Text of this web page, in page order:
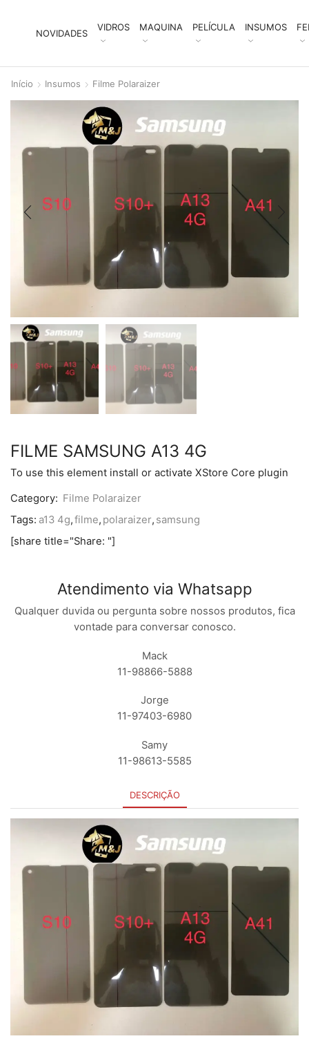
NOVIDADES
VIDROS MAQUINA PELÍCULA INSUMOS
Início Insumos Filme Polaraizer
FILME SAMSUNG A13 4G
To use this element install or activate XStore Core plugin
Category: Filme Polaraizer
Tags: a13 4g,filme, polaraizer, samsung
[share title="Share: "]
Atendimento via Whatsapp
Qualquer duvida ou pergunta sobre nossos produtos, fica
vontade para conversar conosco.
Mack
11-98866-5888
Jorge
11-97403-6980
Samy
11-98613-5585
DESCRIÇÃO